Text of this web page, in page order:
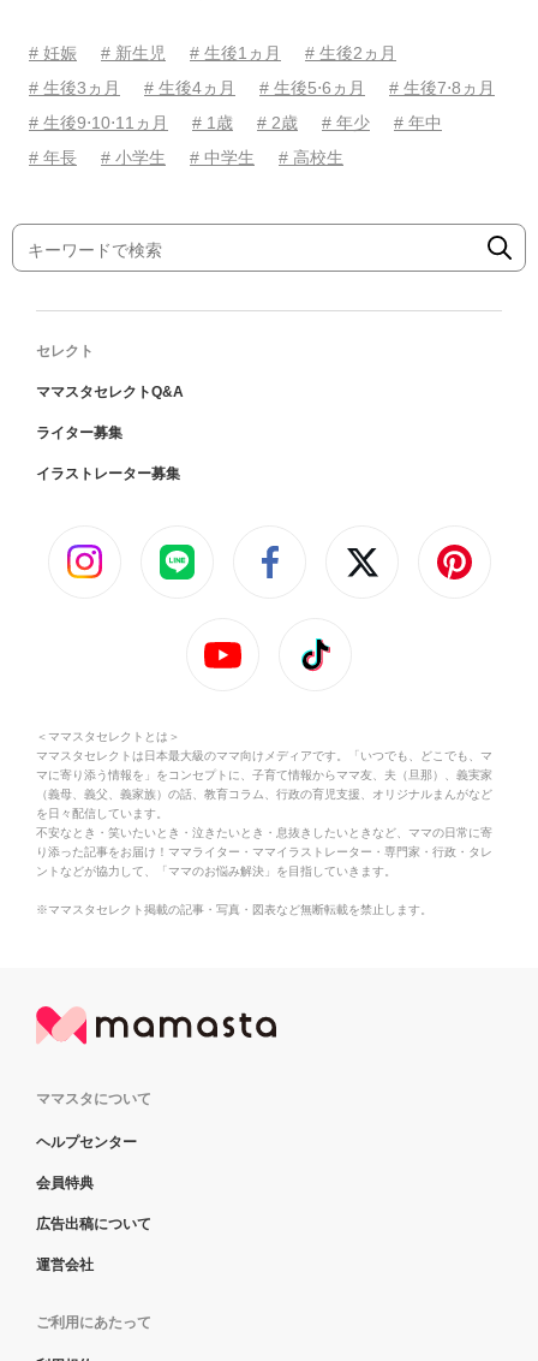
# 妊娠 # 新生児 # 生後1ヵ月
# 生後2ヵ月
# 生後3ヵ月
# 生後4ヵ月 # 生後5⋅6ヵ月
# 生後7⋅8ヵ月
# 生後9⋅10⋅11ヵ月
# 1歳 # 2歳 # 年少
# 年中
# 年長
# 小学生 # 中学生 # 高校生
セレクト
ママスタセレクトQ&A
ライター募集
イラストレーター募集
＜ママスタセレクトとは＞
ママスタセレクトは日本最大級のママ向けメディアです。「いつでも、どこでも、マ
マに寄り添う情報を」をコンセプトに、子育て情報からママ友、夫（旦那）、義実家
（義母、義父、義家族）の話、教育コラム、行政の育児支援、オリジナルまんがなど
を日々配信しています。
不安なとき・笑いたいとき・泣きたいとき・息抜きしたいときなど、ママの日常に寄
り添った記事をお届け！ママライター・ママイラストレーター・専門家・行政・タレ
ントなどが協力して、「ママのお悩み解決」を目指していきます。
※ママスタセレクト掲載の記事・写真・図表など無断転載を禁止します。
ママスタについて
ヘルプセンター
会員特典
広告出稿について
運営会社
ご利用にあたって